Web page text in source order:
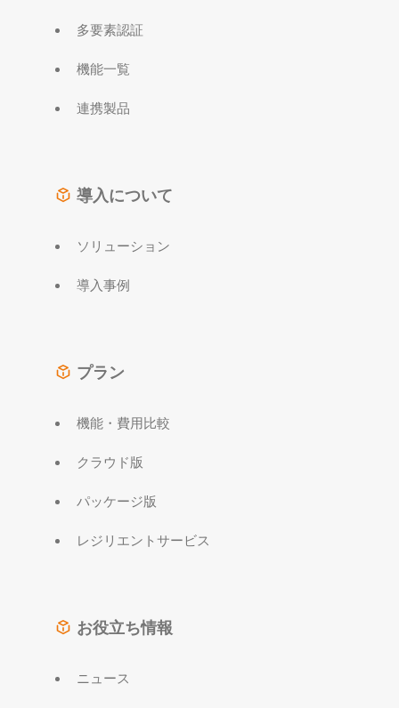
多要素認証
機能一覧
連携製品
導入について
ソリューション
導入事例
プラン
機能・費用比較
クラウド版
パッケージ版
レジリエントサービス
お役立ち情報
ニュース